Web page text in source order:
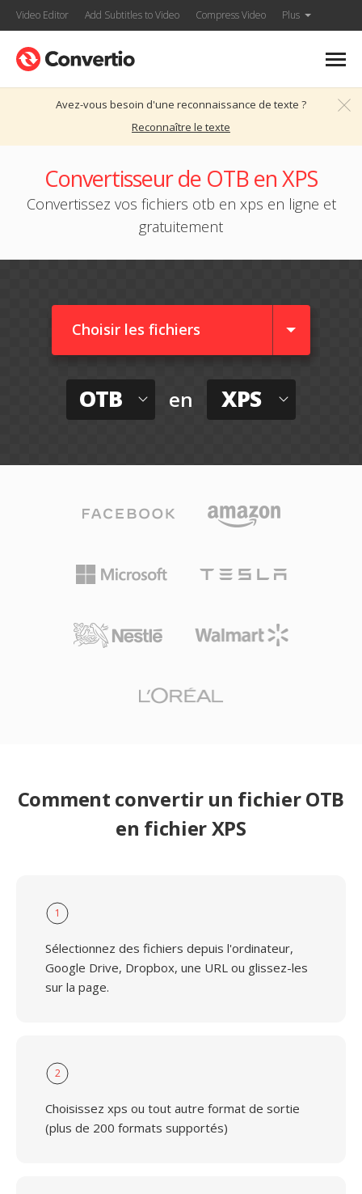
Video Editor Add Subtitles to Video Compress Video Plus
Avez-vous besoin d'une reconnaissance de texte ?
Reconnaître le texte
Convertisseur de OTB en XPS
Convertissez vos fichiers otb en xps en ligne et
gratuitement
Choisir les fichiers
OTB en XPS
Comment convertir un fichier OTB
en fichier XPS
1
Sélectionnez des fichiers depuis l'ordinateur,
Google Drive, Dropbox, une URL ou glissez-les
sur la page.
2
Choisissez xps ou tout autre format de sortie
(plus de 200 formats supportés)